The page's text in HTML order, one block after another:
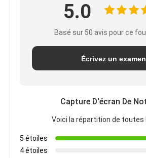
5.0
Basé sur 50 avis pour ce
Écrivez un examen
Capture D'écran De
Voici la répartition de toutes
5 étoiles
4 étoiles